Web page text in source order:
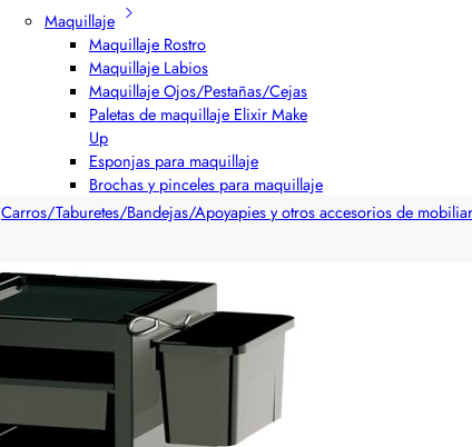
Maquillaje
Maquillaje Rostro
Maquillaje Labios
Maquillaje Ojos/Pestañas/Cejas
Paletas de maquillaje Elixir Make
Up
Esponjas para maquillaje
Brochas y pinceles para maquillaje
Carros/Taburetes/Bandejas/Apoyapies y otros accesorios de